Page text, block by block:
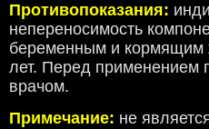
Противопоказания:
непереносимость
беременным и
лет. Перед применением
врачом.
Примечание: не